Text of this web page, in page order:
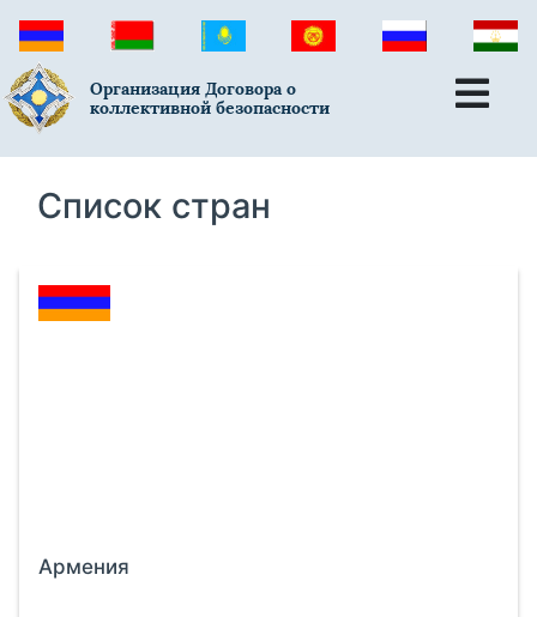
Организация Договора о
коллективной безопасности
Список стран
Армения